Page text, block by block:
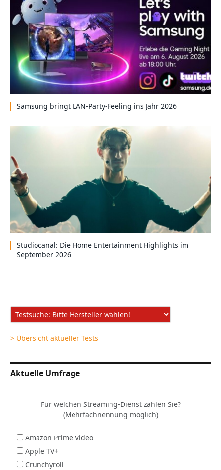
Samsung bringt LAN-Party-Feeling ins Jahr 2026
Studiocanal: Die Home Entertainment Highlights im
September 2026
> Übersicht aktueller Tests
Aktuelle Umfrage
Für welchen Streaming-Dienst zahlen Sie?
(Mehrfachnennung möglich)
Amazon Prime Video
Apple TV+
Crunchyroll